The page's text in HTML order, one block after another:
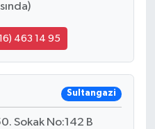
463 14 95
Sultangazi
Sokak No:142 B